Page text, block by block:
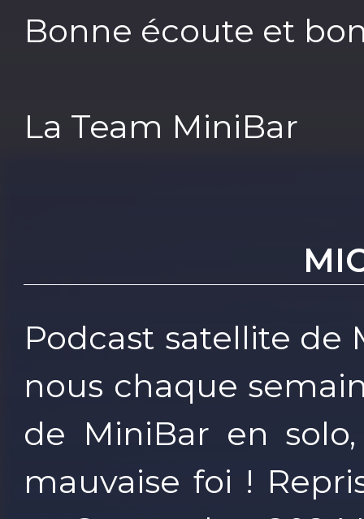
Bonne écoute et
La Team MiniBar
Podcast satellite de
nous chaque
de MiniBar en
mauvaise foi !